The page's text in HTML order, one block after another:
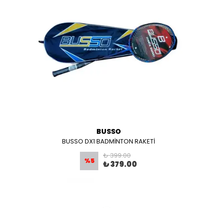
BUSSO
BUSSO DX1 BADMİNTON RAKETİ
%5
₺ 399.00
₺ 379.00